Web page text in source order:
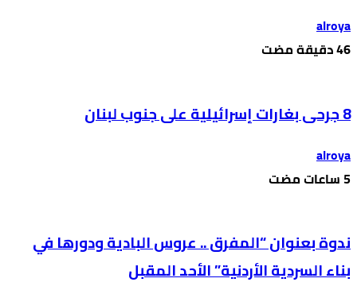
alroya
8 جرحى بغارات إسرائيلية على جنوب لبنان
alroya
ندوة بعنوان “المفرق .. عروس البادية ودورها في
بناء السردية الأردنية” الأحد المقبل